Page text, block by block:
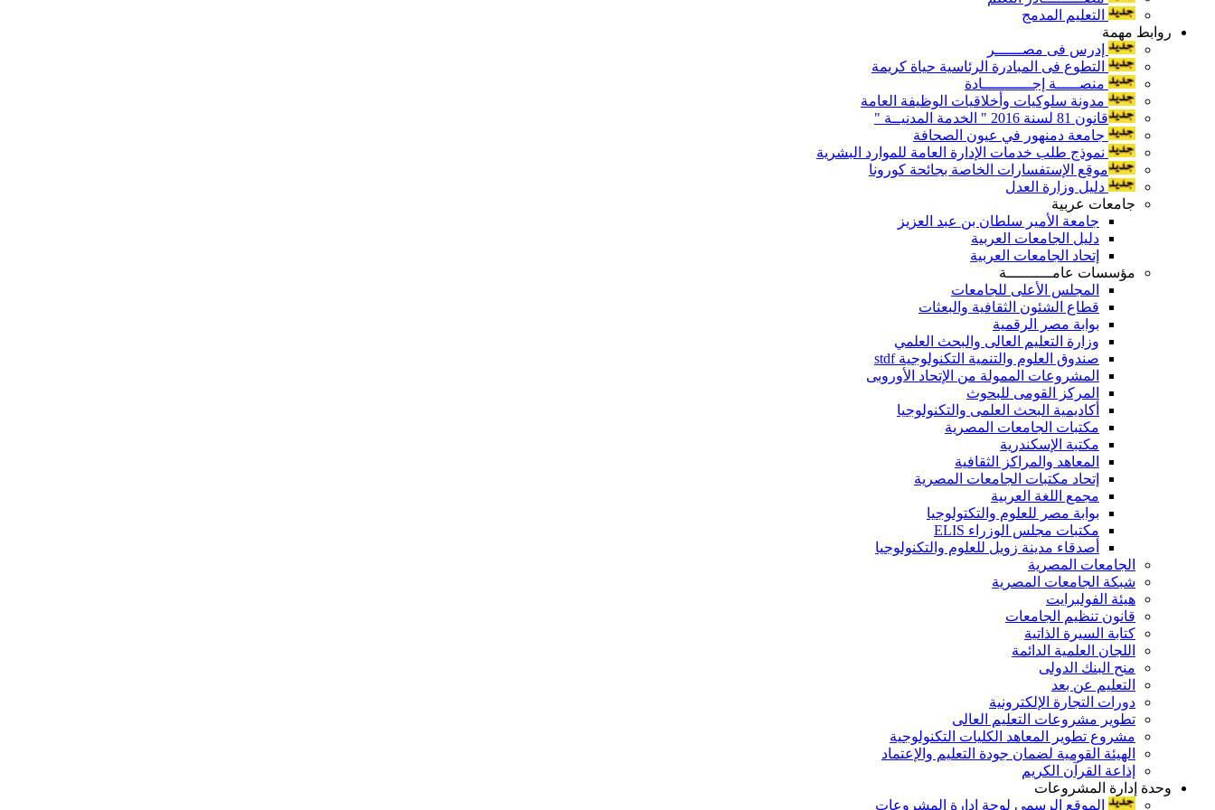
التعليم المدمج
روابط مهمة
إدرس فى مصــــــر
التطوع فى المبادرة الرئاسية حياة كريمة
منصـــــة إجـــــــــــادة
مدونة سلوكيات وأخلاقيات الوظيفة العامة
قانون 81 لسنة 2016 " الخدمة المدنيــة "
جامعة دمنهور في عيون الصحافة
نموذج طلب خدمات الإدارة العامة للموارد البشرية
موقع الإستفسارات الخاصة بجائحة كورونا
دليل وزارة العدل
جامعات عربية
جامعة الأمير سلطان بن عبد العزيز
دليل الجامعات العربية
إتحاد الجامعات العربية
مؤسسات عامــــــــــة
المجلس الأعلى للجامعات
قطاع الشئون الثقافية والبعثات
بوابة مصر الرقمية
وزارة التعليم العالى والبحث العلمي
صندوق العلوم والتنمية التكنولوجية stdf
المشروعات الممولة من الإتحاد الأوروبى
المركز القومى للبحوث
أكاديمية البحث العلمى والتكنولوجيا
مكتبات الجامعات المصرية
مكتبة الإسكندرية
المعاهد والمراكز الثقافية
إتحاد مكتبات الجامعات المصرية
مجمع اللغة العربية
بوابة مصر للعلوم والتكتولوجيا
مكتبات مجلس الوزراء ELIS
أصدقاء مدينة زويل للعلوم والتكنولوجيا
الجامعات المصرية
شبكة الجامعات المصرية
هيئة الفولبرايت
قانون تنظيم الجامعات
كتابة السيرة الذاتية
اللجان العلمية الدائمة
منح البنك الدولى
التعليم عن بعد
دورات التجارة الإلكترونية
تطوير مشروعات التعليم العالى
مشروع تطوير المعاهد الكليات التكنولوجية
الهيئة القومية لضمان جودة التعليم والإعتماد
إذاعة القرآن الكريم
وحدة إدارة المشروعات
الموقع الرسمى لوحة إدارة المشروعات